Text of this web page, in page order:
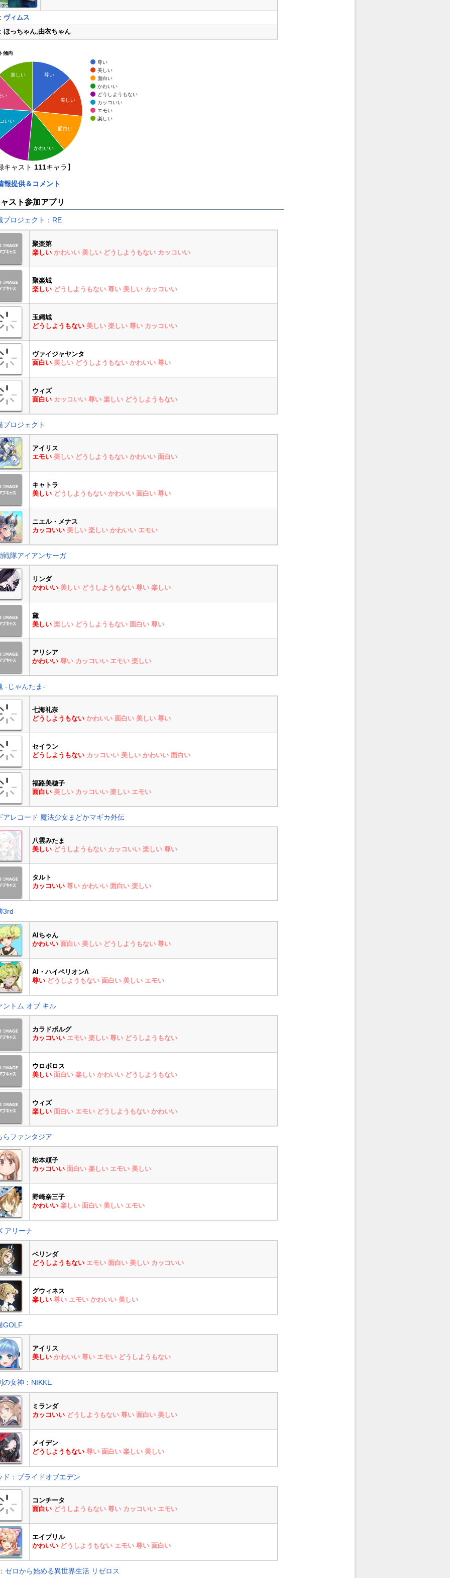
ヴィムス
ほっちゃん,由衣ちゃん
傾向
尊い
美しい
面白い
かわいい
どうしようもない
カッコいい
エモい
楽しい
尊い
美しい
面白い
楽しい
い
いい
かわいい
キャスト 111キャラ】
報提供＆コメント
スト参加アプリ
プロジェクト：RE
聚楽第
楽しい かわいい 美しい どうしようもない カッコいい
聚楽城
楽しい どうしようもない 尊い 美しい カッコいい
玉縄城
どうしようもない 美しい 楽しい 尊い カッコいい
ヴァイジャヤンタ
面白い 美しい どうしようもない かわいい 尊い
ウィズ
面白い カッコいい 尊い 楽しい どうしようもない
プロジェクト
アイリス
エモい 美しい どうしようもない かわいい 面白い
キャトラ
美しい どうしようもない かわいい 面白い 尊い
ニエル・メナス
カッコいい 美しい 楽しい かわいい エモい
戦隊アイアンサーガ
リンダ
かわいい 美しい どうしようもない 尊い 楽しい
黛
美しい 楽しい どうしようもない 面白い 尊い
アリシア
かわいい 尊い カッコいい エモい 楽しい
-じゃんたま-
七海礼奈
どうしようもない かわいい 面白い 美しい 尊い
セイラン
どうしようもない カッコいい 美しい かわいい 面白い
福路美穂子
面白い 美しい カッコいい 楽しい エモい
アレコード 魔法少女まどかマギカ外伝
八雲みたま
美しい どうしようもない カッコいい 楽しい 尊い
タルト
カッコいい 尊い かわいい 面白い 楽しい
3rd
AIちゃん
かわいい 面白い 美しい どうしようもない 尊い
AI・ハイペリオンΛ
尊い どうしようもない 面白い 美しい エモい
ントム オブ キル
カラドボルグ
カッコいい エモい 楽しい 尊い どうしようもない
ウロボロス
美しい 面白い 楽しい かわいい どうしようもない
ウィズ
楽しい 面白い エモい どうしようもない かわいい
らファンタジア
松本頼子
カッコいい 面白い 楽しい エモい 美しい
野崎奈三子
かわいい 楽しい 面白い 美しい エモい
アリーナ
ベリンダ
どうしようもない エモい 面白い 美しい カッコいい
グウィネス
楽しい 尊い エモい かわいい 美しい
GOLF
アイリス
美しい かわいい 尊い エモい どうしようもない
の女神：NIKKE
ミランダ
カッコいい どうしようもない 尊い 面白い 美しい
メイデン
どうしようもない 尊い 面白い 楽しい 美しい
ド：プライドオブエデン
コンチータ
面白い どうしようもない 尊い カッコいい エモい
エイプリル
かわいい どうしようもない エモい 尊い 面白い
ゼロから始める異世界生活 リゼロス